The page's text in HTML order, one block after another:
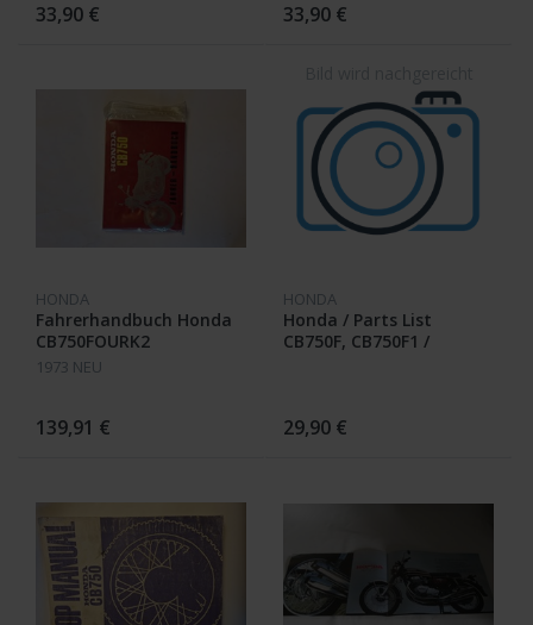
33,90 € 33,90 €
HONDA
Fahrerhandbuch Honda
CB750FOURK2
1973 NEU
139,91 €
HONDA
Honda / Parts List
CB750F, CB750F1 /
29,90 €